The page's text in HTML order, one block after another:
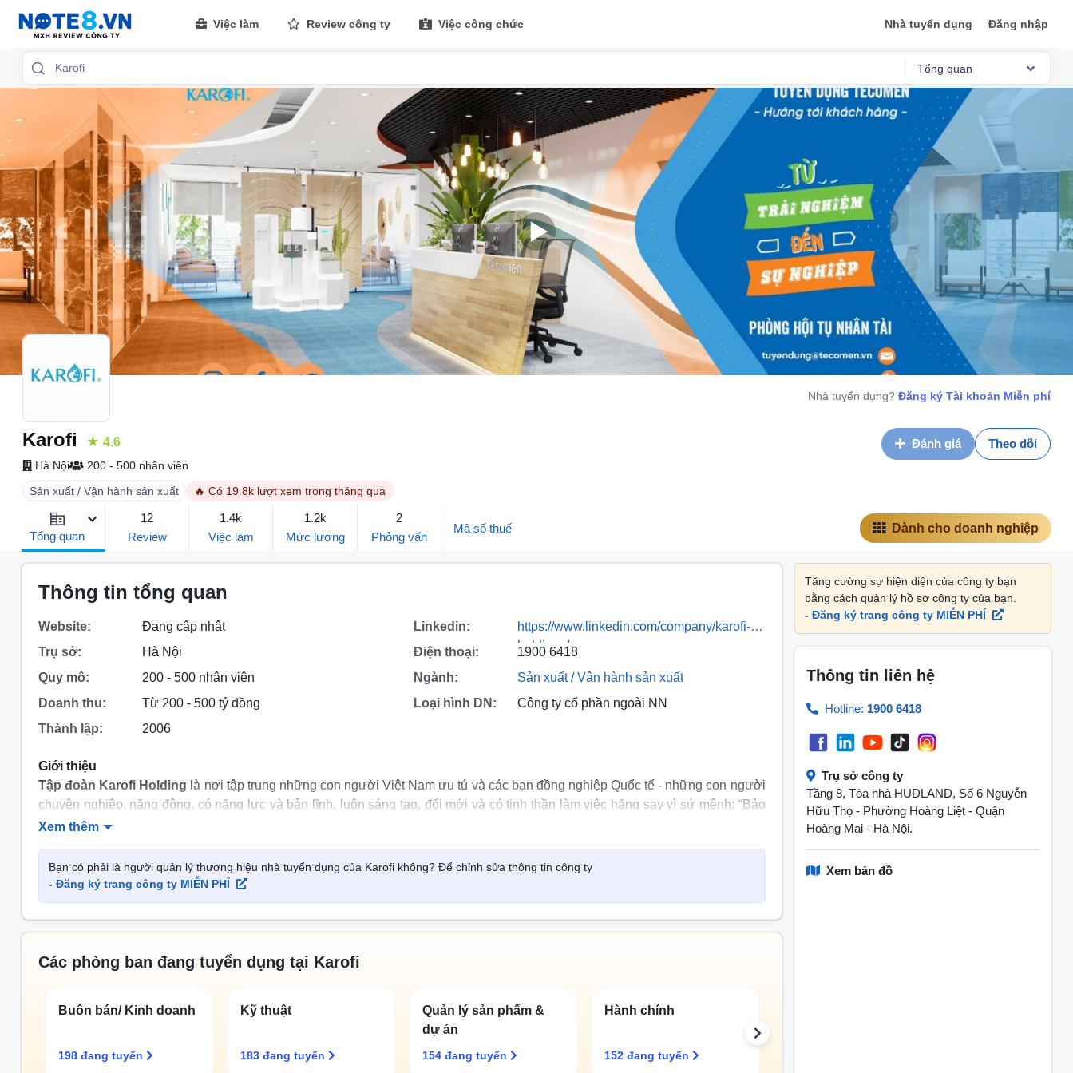
Việc làm Review công ty Việc công chức Nhà tuyển dụng Đăng nhập
Tổng quan
Reviews
Việc làm
Mức lương
Tổng quan
Nhà tuyển dụng? Đăng ký Tài khoản Miễn phí
Karofi ★ 4.6
Hà Nội 200 - 500 nhân viên
Đánh giá Theo dõi
Sản xuất / Vận hành sản xuất 🔥 Có 19.8k lượt xem trong tháng qua
Tổng quan
12
Review
1.4k
Việc làm
1.2k
Mức lương
2
Phỏng vấn
Mã số thuế Dành cho doanh nghiệp
Thông tin tổng quan
Website: Đang cập nhật Linkedin:
https://www.linkedin.com/company/karofi-
holdings/
Trụ sở: Hà Nội Điện thoại:
1900 6418
Quy mô:
200 - 500 nhân viên Ngành:
Sản xuất / Vận hành sản xuất
Doanh thu:
Từ 200 - 500 tỷ đồng Loại hình DN:
Công ty cổ phần ngoài NN
Thành lập:
2006
Giới thiệu
Tập đoàn Karofi Holding là nơi tập trung những con người Việt Nam ưu tú và các bạn đồng nghiệp Quốc tế - những con người
chuyên nghiệp, năng động, có năng lực và bản lĩnh, luôn sáng tạo, đổi mới và có tinh thần làm việc hăng say vì sứ mệnh: “Bảo
vệ, tăng cường sức khỏe và chất lượng sống của mọi người trong môi trường nước và không khí trên hành tinh xanh tươi đẹp.
Được hưởng BHXH, BHYT, BHTN theo quy định
trò chơi giải trí
Lịch sử thành lập
Xem thêm
Bạn có phải là người quản lý thương hiệu nhà tuyển dụng của Karofi không? Để chỉnh sửa thông tin công ty
- Đăng ký trang công ty MIỄN PHÍ
Các phòng ban đang tuyển dụng tại Karofi
Buôn bán/ Kinh doanh
198 đang tuyển
Kỹ thuật
183 đang tuyển
Quản lý sản phẩm &
dự án
154 đang tuyển
Hành chính
152 đang tuyển
Tăng cường sự hiện diện của công ty bạn
bằng cách quản lý hồ sơ công ty của bạn.
- Đăng ký trang công ty MIỄN PHÍ
Thông tin liên hệ
Hotline: 1900 6418
Trụ sở công ty
Tầng 8, Tòa nhà HUDLAND, Số 6 Nguyễn
Hữu Thọ - Phường Hoàng Liệt - Quận
Hoàng Mai - Hà Nội.
Xem bản đồ